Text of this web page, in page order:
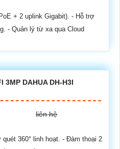
+ 2 uplink Gigabit). - Hỗ trợ
- Quản lý từ xa qua Cloud
3MP DAHUA DH-H3I
liên hệ
quét 360° linh hoạt. - Đàm thoại 2